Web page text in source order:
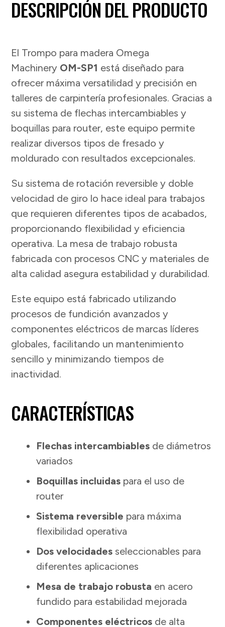
DESCRIPCIÓN DEL PRODUCTO
El Trompo para madera Omega
Machinery OM-SP1 está diseñado para
ofrecer máxima versatilidad y precisión en
talleres de carpintería profesionales. Gracias a
su sistema de flechas intercambiables y
boquillas para router, este equipo permite
realizar diversos tipos de fresado y
moldurado con resultados excepcionales.
Su sistema de rotación reversible y doble
velocidad de giro lo hace ideal para trabajos
que requieren diferentes tipos de acabados,
proporcionando flexibilidad y eficiencia
operativa. La mesa de trabajo robusta
fabricada con procesos CNC y materiales de
alta calidad asegura estabilidad y durabilidad.
Este equipo está fabricado utilizando
procesos de fundición avanzados y
componentes eléctricos de marcas líderes
globales, facilitando un mantenimiento
sencillo y minimizando tiempos de
inactividad.
CARACTERÍSTICAS
Flechas intercambiables de diámetros
variados
Boquillas incluidas para el uso de
router
Sistema reversible para máxima
flexibilidad operativa
Dos velocidades seleccionables para
diferentes aplicaciones
Mesa de trabajo robusta en acero
fundido para estabilidad mejorada
Componentes eléctricos de alta